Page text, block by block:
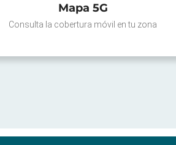
Mapa 5G
Consulta la cobertura móvil en tu zona